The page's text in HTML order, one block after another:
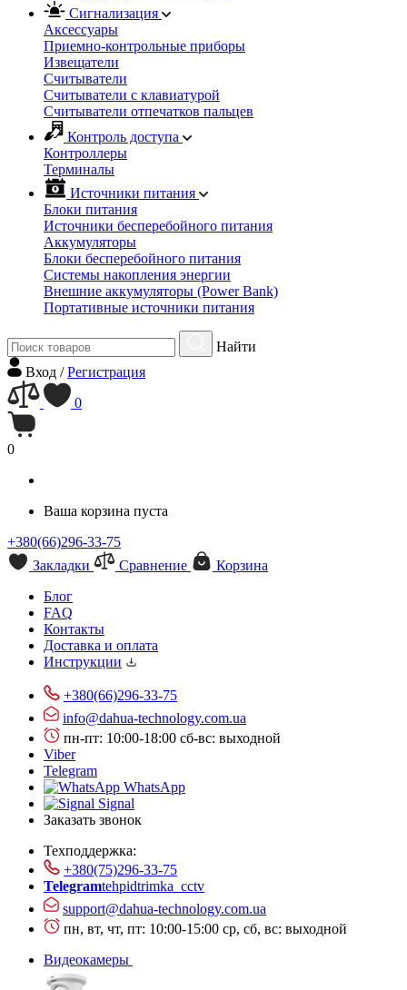
Сигнализация
Аксессуары
Приемно-контрольные приборы
Извещатели
Считыватели
Cчитыватели с клавиатурой
Cчитыватели отпечатков пальцев
Контроль доступа
Контроллеры
Терминалы
Источники питания
Блоки питания
Источники бесперебойного питания
Аккумуляторы
Блоки бесперебойного питания
Системы накопления энергии
Внешние аккумуляторы (Power Bank)
Портативные источники питания
Найти
Вход /Регистрация
0
0
Ваша корзина пуста
+380(66)296-33-75
Закладки
Сравнение
Корзина
Блог
FAQ
Контакты
Доставка и оплата
Инструкции
+380(66)296-33-75
info@dahua-technology.com.ua
пн-пт: 10:00-18:00 сб-вс: выходной
Viber
Telegram
WhatsApp
Signal
Заказать звонок
Техподдержка:
+380(75)296-33-75
Telegramtehpidtrimka_cctv
support@dahua-technology.com.ua
пн, вт, чт, пт: 10:00-15:00 ср, сб, вс: выходной
Видеокамеры